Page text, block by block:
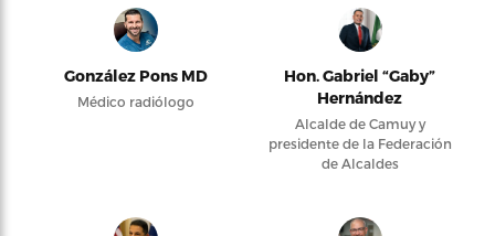
González Pons MD
Médico radiólogo
Hon. Gabriel “Gaby”
Hernández
Alcalde de Camuy y
presidente de la Federación
de Alcaldes